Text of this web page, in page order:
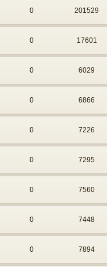
0 201529
0 17601
0 6029
0 6866
0 7226
0 7295
0 7560
0 7448
0 7894